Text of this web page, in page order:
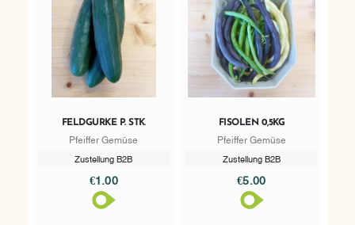
FELDGURKE P. STK.
Pfeiffer Gemüse
Zustellung B2B
€1.00
FISOLEN 0,5KG
Pfeiffer Gemüse
Zustellung B2B
€5.00